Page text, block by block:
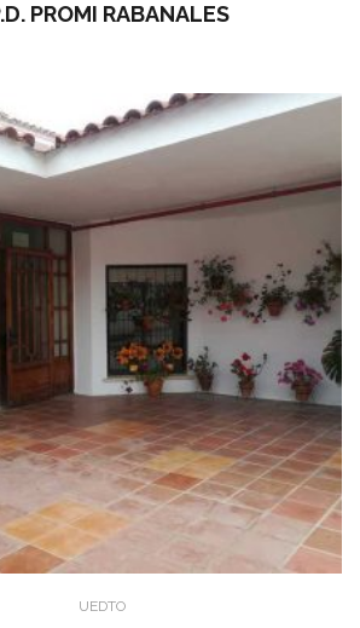
PROMI RABANALES
UEDTO